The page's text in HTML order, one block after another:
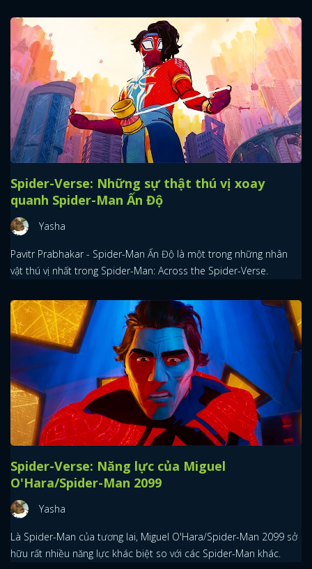
Spider-Verse: Những sự thật thú vị xoay
quanh Spider-Man Ấn Độ
Yasha
Pavitr Prabhakar - Spider-Man Ấn Độ là một trong những nhân
vật thú vị nhất trong Spider-Man: Across the Spider-Verse.
Spider-Verse: Năng lực của Miguel
O'Hara/Spider-Man 2099
Yasha
Là Spider-Man của tương lai, Miguel O'Hara/Spider-Man 2099 sở
hữu rất nhiều năng lực khác biệt so với các Spider-Man khác.